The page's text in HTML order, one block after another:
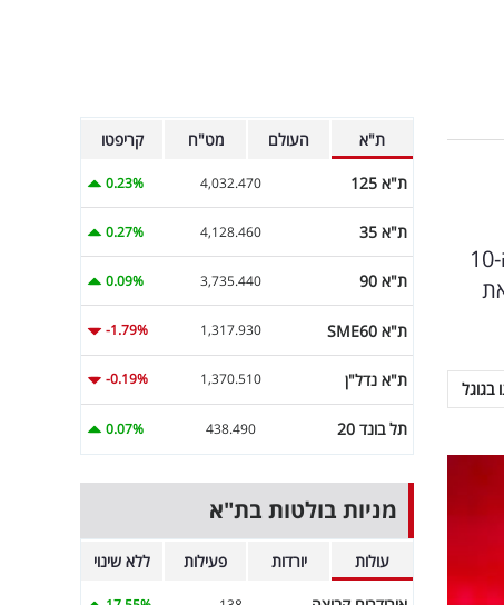
רשת 13 מורידה סופית את התוכנית "אזור בחירה" עם רביב דרוקר מהמסכים, כאשר התאריך הרשמי נחשף - ה-10
בגוגל
ת"א העולם מט"ח קריפטו
ת"א 125 4,032.470
0.23%
ת"א 35 4,128.460
0.27%
ת"א 90 3,735.440
0.09%
ת"א SME60 1,317.930
-1.79%
ת"א נדל"ן 1,370.510
-0.19%
תל בונד 20 438.490
0.07%
מניות בולטות בת"א
עולות יורדות פעילות ללא שינוי